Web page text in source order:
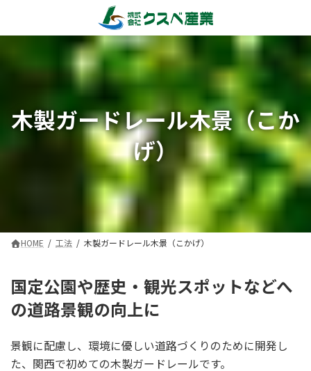
テ
ゲ
木製ガードレール木景（こか
げ）
HOME 工法 木製ガードレール木景（こかげ）
国定公園や歴史・観光スポットなどへ
の道路景観の向上に
景観に配慮し、環境に優しい道路づくりのために開発し
た、関西で初めての木製ガードレールです。